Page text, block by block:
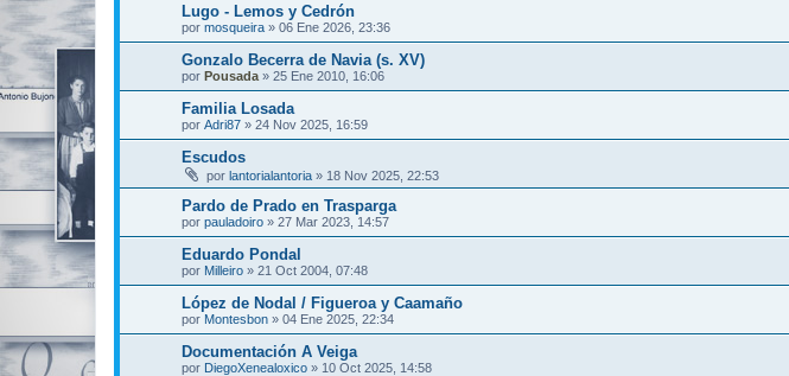
Lugo - Lemos y Cedrón
por mosqueira » 06 Ene 2026, 23:36
Gonzalo Becerra de Navia (s. XV)
por Pousada » 25 Ene 2010, 16:06
Familia Losada
por Adri87 » 24 Nov 2025, 16:59
Escudos
por lantorialantoria » 18 Nov 2025, 22:53
Pardo de Prado en Trasparga
por pauladoiro » 27 Mar 2023, 14:57
Eduardo Pondal
por Milleiro » 21 Oct 2004, 07:48
López de Nodal / Figueroa y Caamaño
por Montesbon » 04 Ene 2025, 22:34
Documentación A Veiga
por DiegoXenealoxico » 10 Oct 2025, 14:58